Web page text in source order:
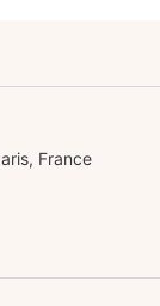
France